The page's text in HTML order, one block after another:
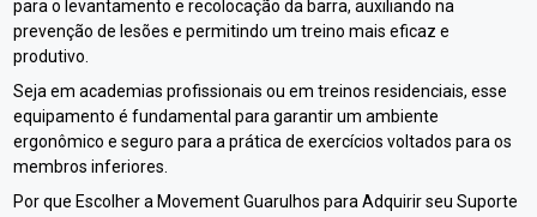
para o levantamento e recolocação da barra, auxiliando na
prevenção de lesões e permitindo um treino mais eficaz e
produtivo.
Seja em academias profissionais ou em treinos residenciais, esse
equipamento é fundamental para garantir um ambiente
ergonômico e seguro para a prática de exercícios voltados para os
membros inferiores.
Por que Escolher a Movement Guarulhos para Adquirir seu Suporte